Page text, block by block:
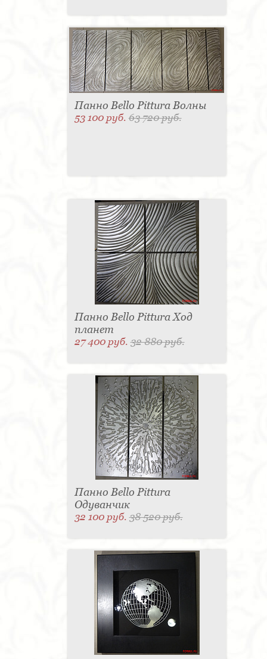
Панно Bello Pittura Волны
53 100 руб.63 720 руб.
Панно Bello Pittura Ход
планет
27 400 руб.32 880 руб.
Панно Bello Pittura
Одуванчик
32 100 руб.38 520 руб.